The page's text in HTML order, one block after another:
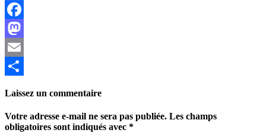
Facebook
Mastodon
Email
Laissez un commentaire
Votre adresse e-mail ne sera pas publiée. Les champs
obligatoires sont indiqués avec *